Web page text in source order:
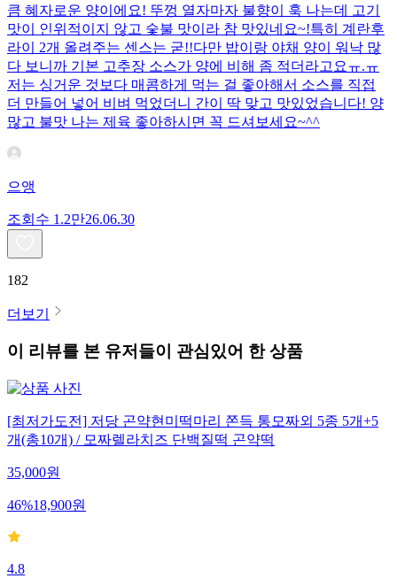
큼 혜자로운 양이에요! 뚜껑 열자마자 불향이 훅 나는데 고기
맛이 인위적이지 않고 숯불 맛이라 참 맛있네요~!특히 계란후
라이 2개 올려주는 센스는 굳!! ​다만 밥이랑 야채 양이 워낙 많
다 보니까 기본 고추장 소스가 양에 비해 좀 적더라고요ㅠ.ㅠ
저는 싱거운 것보다 매콤하게 먹는 걸 좋아해서 소스를 직접
더 만들어 넣어 비벼 먹었더니 간이 딱 맞고 맛있었습니다! 양
많고 불맛 나는 제육 좋아하시면 꼭 드셔보세요~^^
으앵
조회수 1.2만26.06.30
182
더보기
이 리뷰를 본 유저들이 관심있어 한 상품
[최저가도전] 저당 곤약현미떡마리 쫀득 통모짜외 5종 5개+5
개(총10개) / 모짜렐라치즈 단백질떡 곤약떡
35,000원
46%18,900원
4.8